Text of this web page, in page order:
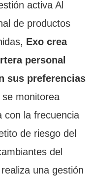
activa Al
de productos
Exo crea
personal
sus preferencias
monitorea
con la frecuencia
de riesgo del
del
una gestión